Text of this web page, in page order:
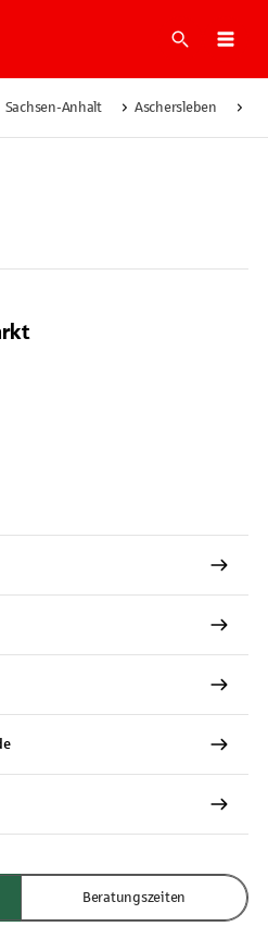
Suche
Sachsen-Anhalt Aschersleben
Beratungszeiten